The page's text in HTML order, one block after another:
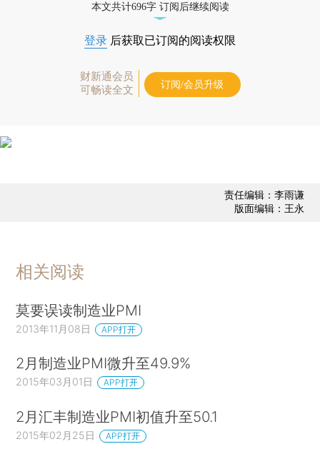
本文共计696字 订阅后继续阅读
登录 后获取已订阅的阅读权限
财新通会员
可畅读全文
订阅/会员升级
责任编辑：李雨谦
版面编辑：王永
相关阅读
莫要误读制造业PMI
2013年11月08日 APP打开
2月制造业PMI微升至49.9%
2015年03月01日 APP打开
2月汇丰制造业PMI初值升至50.1
2015年02月25日 APP打开